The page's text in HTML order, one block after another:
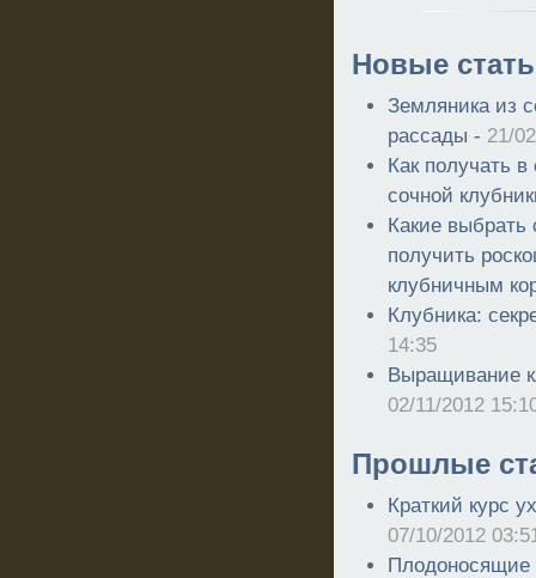
Новые
Земляника из
рассады - 21/
Как получать
сочной
Какие выбрать
получить
клубничным
Клубника:
14:35
Выращивание
02/11/2012
Прошлые
Краткий курс
07/10/2012
Плодоносящие